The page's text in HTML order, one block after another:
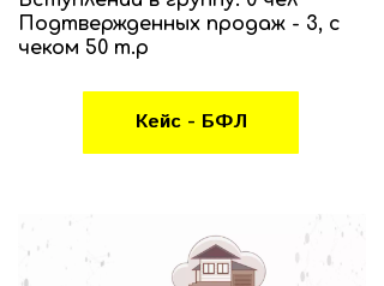
Кейс - БФЛ
Подтвержденных продаж - 3, с
чеком 50 т.р